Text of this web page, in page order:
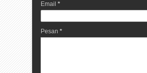
Email *
Pesan *